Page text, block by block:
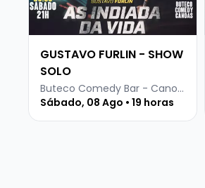
GUSTAVO FURLIN - SHOW
SOLO
Buteco Comedy Bar - Canoas
Sábado, 08 Ago • 19 horas